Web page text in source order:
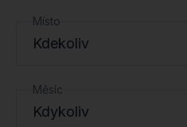
Místo
Kdekoliv
Měsíc
Kdykoliv